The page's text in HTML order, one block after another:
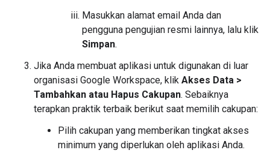
Masukkan alamat email Anda dan
pengguna pengujian resmi lainnya, lalu klik
Simpan.
Jika Anda membuat aplikasi untuk digunakan di luar
organisasi Google Workspace, klik Akses Data >
Tambahkan atau Hapus Cakupan. Sebaiknya
terapkan praktik terbaik berikut saat memilih cakupan:
Pilih cakupan yang memberikan tingkat akses
minimum yang diperlukan oleh aplikasi Anda.